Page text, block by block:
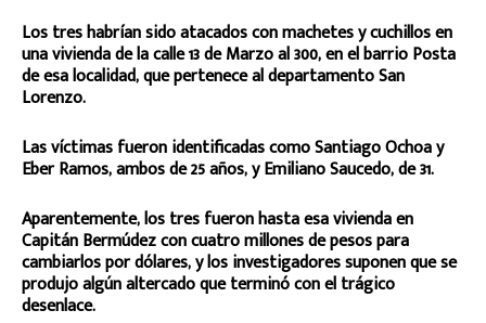
Los tres habrían sido atacados con machetes y cuchillos en
una vivienda de la calle 13 de Marzo al 300, en el barrio Posta
de esa localidad, que pertenece al departamento San
Lorenzo.
Las víctimas fueron identificadas como Santiago Ochoa y
Eber Ramos, ambos de 25 años, y Emiliano Saucedo, de 31.
Aparentemente, los tres fueron hasta esa vivienda en
Capitán Bermúdez con cuatro millones de pesos para
cambiarlos por dólares, y los investigadores suponen que se
produjo algún altercado que terminó con el trágico
desenlace.